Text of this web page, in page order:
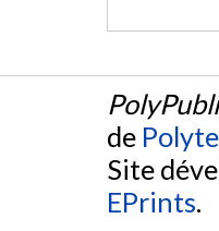
de
Site
EPrints.